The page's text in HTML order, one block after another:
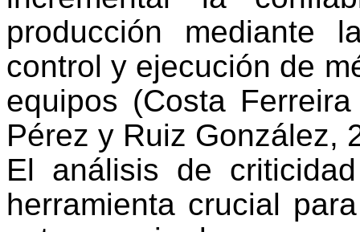
producción mediante
control y ejecución de
equipos (Costa
Pérez y Ruiz González,
El análisis de
herramienta crucial